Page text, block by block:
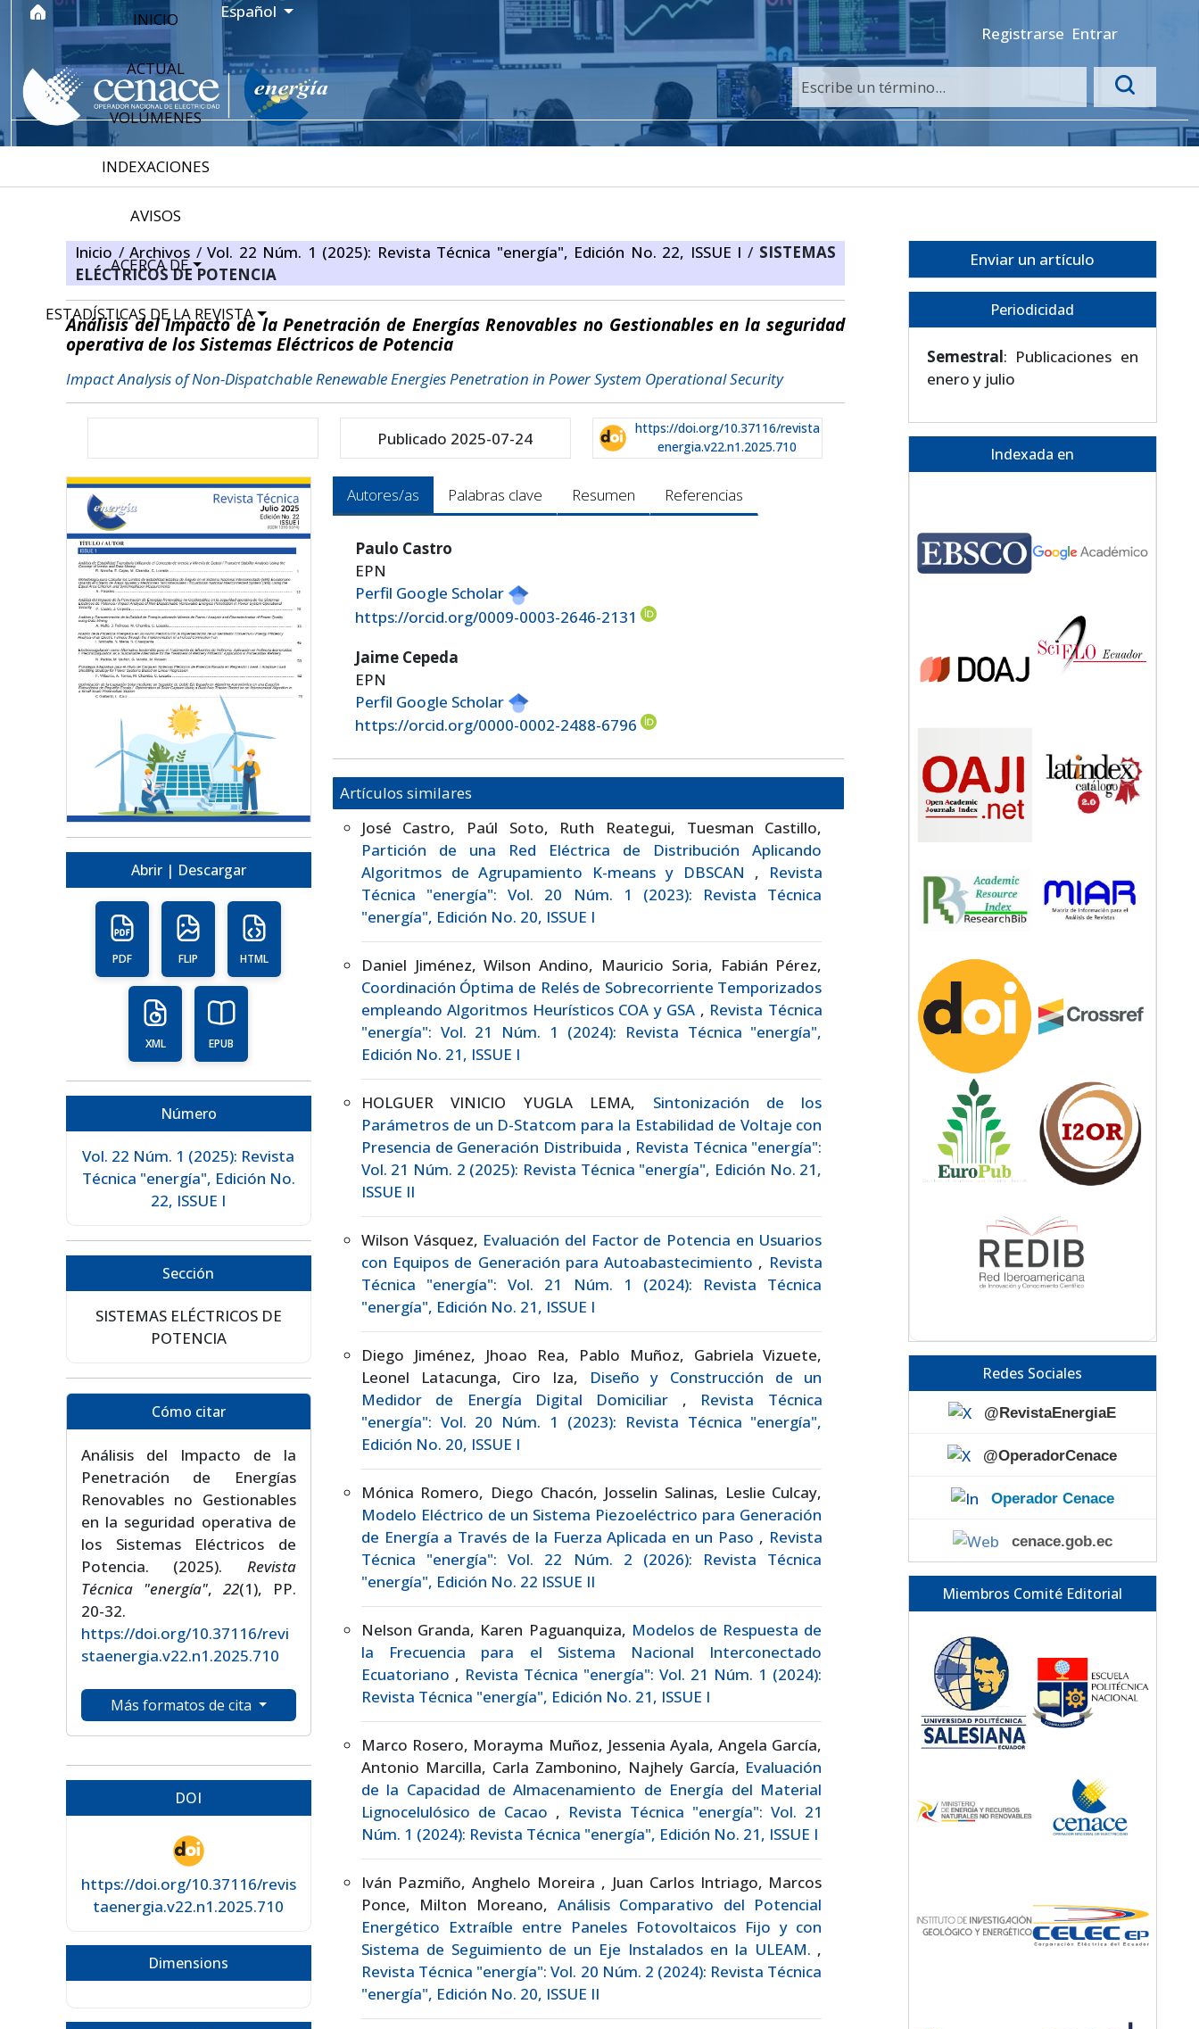
Ir al menú de navegación principal
Ir al contenido principal
Ir al pie de página del sitio Idioma
Español
Registrarse Entrar
INICIO
ACTUAL
VOLÚMENES
INDEXACIONES
AVISOS
ACERCA DE
ESTADÍSTICAS DE LA REVISTA
Inicio / Archivos / Vol. 22 Núm. 1 (2025): Revista Técnica "energía", Edición No. 22, ISSUE I / SISTEMAS
ELÉCTRICOS DE POTENCIA
Análisis del Impacto de la Penetración de Energías Renovables no Gestionables en la seguridad
operativa de los Sistemas Eléctricos de Potencia
Impact Analysis of Non-Dispatchable Renewable Energies Penetration in Power System Operational Security
Publicado 2025-07-24
https://doi.org/10.37116/revista
energia.v22.n1.2025.710
Abrir | Descargar
PDF FLIP HTML
XML EPUB
Número
Vol. 22 Núm. 1 (2025): Revista
Técnica "energía", Edición No.
22, ISSUE I
Sección
SISTEMAS ELÉCTRICOS DE
POTENCIA
Cómo citar
Análisis del Impacto de la
Penetración de Energías
Renovables no Gestionables
en la seguridad operativa de
los Sistemas Eléctricos de
Potencia. (2025). Revista
Técnica "energía", 22(1), PP.
20-32.
https://doi.org/10.37116/revi
staenergia.v22.n1.2025.710
Más formatos de cita
DOI
https://doi.org/10.37116/revis
taenergia.v22.n1.2025.710
Dimensions
Autores/as Palabras clave Resumen Referencias
Paulo Castro
EPN
Perfil Google Scholar
https://orcid.org/0009-0003-2646-2131
Jaime Cepeda
EPN
Perfil Google Scholar
https://orcid.org/0000-0002-2488-6796
Artículos similares
José Castro, Paúl Soto, Ruth Reategui, Tuesman Castillo,
Partición de una Red Eléctrica de Distribución Aplicando
Algoritmos de Agrupamiento K-means y DBSCAN ,
Revista
Técnica "energía": Vol. 20 Núm. 1 (2023): Revista Técnica
"energía", Edición No. 20, ISSUE I
Daniel Jiménez, Wilson Andino, Mauricio Soria, Fabián Pérez,
Coordinación Óptima de Relés de Sobrecorriente Temporizados
empleando Algoritmos Heurísticos COA y GSA , Revista Técnica
"energía": Vol. 21 Núm. 1 (2024): Revista Técnica "energía",
Edición No. 21, ISSUE I
HOLGUER VINICIO YUGLA LEMA, Sintonización de los
Parámetros de un D-Statcom para la Estabilidad de Voltaje con
Presencia de Generación Distribuida , Revista Técnica "energía":
Vol. 21 Núm. 2 (2025): Revista Técnica "energía", Edición No. 21,
ISSUE II
Wilson Vásquez, Evaluación del Factor de Potencia en Usuarios
con Equipos de Generación para Autoabastecimiento , Revista
Técnica "energía": Vol. 21 Núm. 1 (2024): Revista Técnica
"energía", Edición No. 21, ISSUE I
Diego Jiménez, Jhoao Rea, Pablo Muñoz, Gabriela Vizuete,
Leonel Latacunga, Ciro Iza,
Diseño y Construcción de un
Medidor de Energía Digital Domiciliar , Revista Técnica
"energía": Vol. 20 Núm. 1 (2023): Revista Técnica "energía",
Edición No. 20, ISSUE I
Mónica Romero, Diego Chacón, Josselin Salinas, Leslie Culcay,
Modelo Eléctrico de un Sistema Piezoeléctrico para Generación
de Energía a Través de la Fuerza Aplicada en un Paso , Revista
Técnica "energía": Vol. 22 Núm. 2 (2026): Revista Técnica
"energía", Edición No. 22 ISSUE II
Nelson Granda, Karen Paguanquiza, Modelos de Respuesta de
la Frecuencia para el Sistema Nacional Interconectado
Ecuatoriano , Revista Técnica "energía": Vol. 21 Núm. 1 (2024):
Revista Técnica "energía", Edición No. 21, ISSUE I
Marco Rosero, Morayma Muñoz, Jessenia Ayala, Angela García,
Antonio Marcilla, Carla Zambonino, Najhely García, Evaluación
de la Capacidad de Almacenamiento de Energía del Material
Lignocelulósico de Cacao , Revista Técnica "energía": Vol. 21
Núm. 1 (2024): Revista Técnica "energía", Edición No. 21, ISSUE I
Iván Pazmiño, Anghelo Moreira , Juan Carlos Intriago, Marcos
Ponce, Milton Moreano, Análisis Comparativo del Potencial
Energético Extraíble entre Paneles Fotovoltaicos Fijo y con
Sistema de Seguimiento de un Eje Instalados en la ULEAM. ,
Revista Técnica "energía": Vol. 20 Núm. 2 (2024): Revista Técnica
"energía", Edición No. 20, ISSUE II
Enviar un artículo
Periodicidad
Semestral: Publicaciones en
enero y julio
Indexada en
Redes Sociales
@RevistaEnergiaE
@OperadorCenace
Operador Cenace
cenace.gob.ec
Miembros Comité Editorial